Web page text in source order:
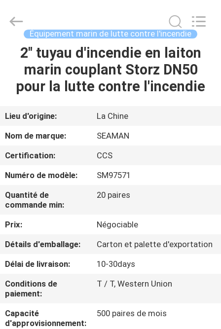
MAISON
PRODUITS
VIDÉOS
SUJET
DE
NOUS
VISITE
D'USINE
CONTRÔLE
DE
QUALITÉ
Marine
Co.,Ltd..
Reserved.
Équipement marin de lutte contre l'incendie
2" tuyau d'incendie en laiton
marin couplant Storz DN50
pour la lutte contre l'incendie
Lieu d'origine:
La Chine
Nom de marque:
SEAMAN
Certification:
CCS
Numéro de modèle:
SM97571
Quantité de
commande min:
20 paires
Prix:
Négociable
Détails d'emballage:
Carton et palette d'exportation
Délai de livraison:
10-30days
Conditions de
paiement:
T / T, Western Union
Capacité
d'approvisionnement:
500 paires de mois